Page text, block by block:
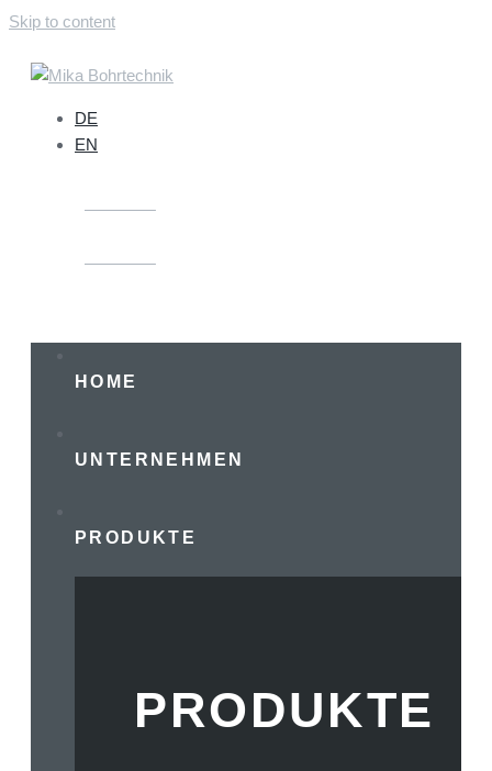
Skip to content
DE
EN
HOME
UNTERNEHMEN
PRODUKTE
PRODUKTE